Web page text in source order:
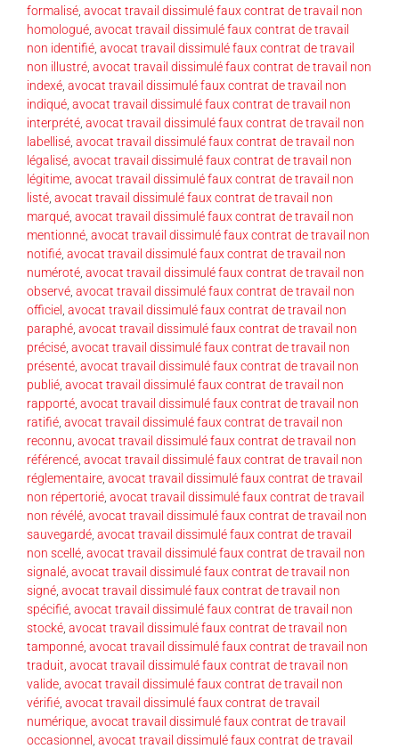
formalisé avocat travail dissimulé faux contrat de travail non
homologué avocat travail dissimulé faux contrat de travail
non identifié avocat travail dissimulé faux contrat de travail
non illustré avocat travail dissimulé faux contrat de travail non
indexé avocat travail dissimulé faux contrat de travail non
indiqué avocat travail dissimulé faux contrat de travail non
interprété avocat travail dissimulé faux contrat de travail non
labellisé avocat travail dissimulé faux contrat de travail non
légalisé avocat travail dissimulé faux contrat de travail non
légitime avocat travail dissimulé faux contrat de travail non
listé avocat travail dissimulé faux contrat de travail non
marqué avocat travail dissimulé faux contrat de travail non
mentionné avocat travail dissimulé faux contrat de travail non
notifié avocat travail dissimulé faux contrat de travail non
numéroté avocat travail dissimulé faux contrat de travail non
observé avocat travail dissimulé faux contrat de travail non
officiel avocat travail dissimulé faux contrat de travail non
paraphé avocat travail dissimulé faux contrat de travail non
précisé avocat travail dissimulé faux contrat de travail non
présenté avocat travail dissimulé faux contrat de travail non
publié avocat travail dissimulé faux contrat de travail non
rapporté avocat travail dissimulé faux contrat de travail non
ratifié avocat travail dissimulé faux contrat de travail non
reconnu avocat travail dissimulé faux contrat de travail non
référencé avocat travail dissimulé faux contrat de travail non
réglementaire avocat travail dissimulé faux contrat de travail
non répertorié avocat travail dissimulé faux contrat de travail
non révélé avocat travail dissimulé faux contrat de travail non
sauvegardé avocat travail dissimulé faux contrat de travail
non scellé avocat travail dissimulé faux contrat de travail non
signalé avocat travail dissimulé faux contrat de travail non
signé avocat travail dissimulé faux contrat de travail non
spécifié avocat travail dissimulé faux contrat de travail non
stocké avocat travail dissimulé faux contrat de travail non
tamponné avocat travail dissimulé faux contrat de travail non
traduit avocat travail dissimulé faux contrat de travail non
valide avocat travail dissimulé faux contrat de travail non
vérifié avocat travail dissimulé faux contrat de travail
numérique avocat travail dissimulé faux contrat de travail
occasionnel avocat travail dissimulé faux contrat de travail